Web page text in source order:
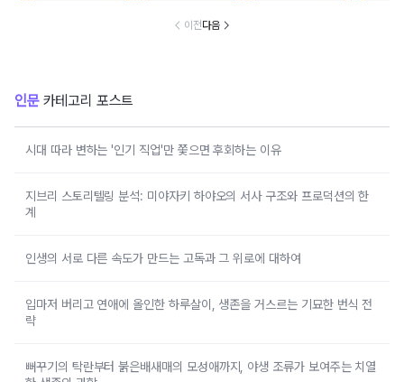
이전다음
인문카테고리 포스트
시대 따라 변하는 '인기 직업'만 쫓으면 후회하는 이유
지브리 스토리텔링 분석: 미야자키 하야오의 서사 구조와 프로덕션의 한
계
인생의 서로 다른 속도가 만드는 고독과 그 위로에 대하여
입마저 버리고 연애에 올인한 하루살이, 생존을 거스르는 기묘한 번식 전
략
뻐꾸기의 탁란부터 붉은배새매의 모성애까지, 야생 조류가 보여주는 치열